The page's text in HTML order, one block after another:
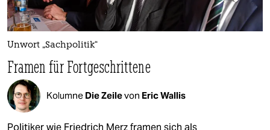
Unwort „Sachpolitik“
Framen für Fortgeschrittene
Kolumne Die Zeilevon Eric Wallis
Politiker wie Friedrich Merz framen sich als